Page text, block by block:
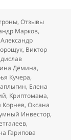
,Отзывы
Марков,
Александр
, Виктор
Дёмина,
Кучера,
, Елена
, Криптомама,
Корнев,Оксана
Инвестор,
,
Гарипова